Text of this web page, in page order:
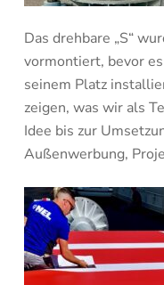
Das drehbare „S“
vormontiert, bevor
seinem Platz
zeigen, was wir als
Idee bis zur
Außenwerbung,